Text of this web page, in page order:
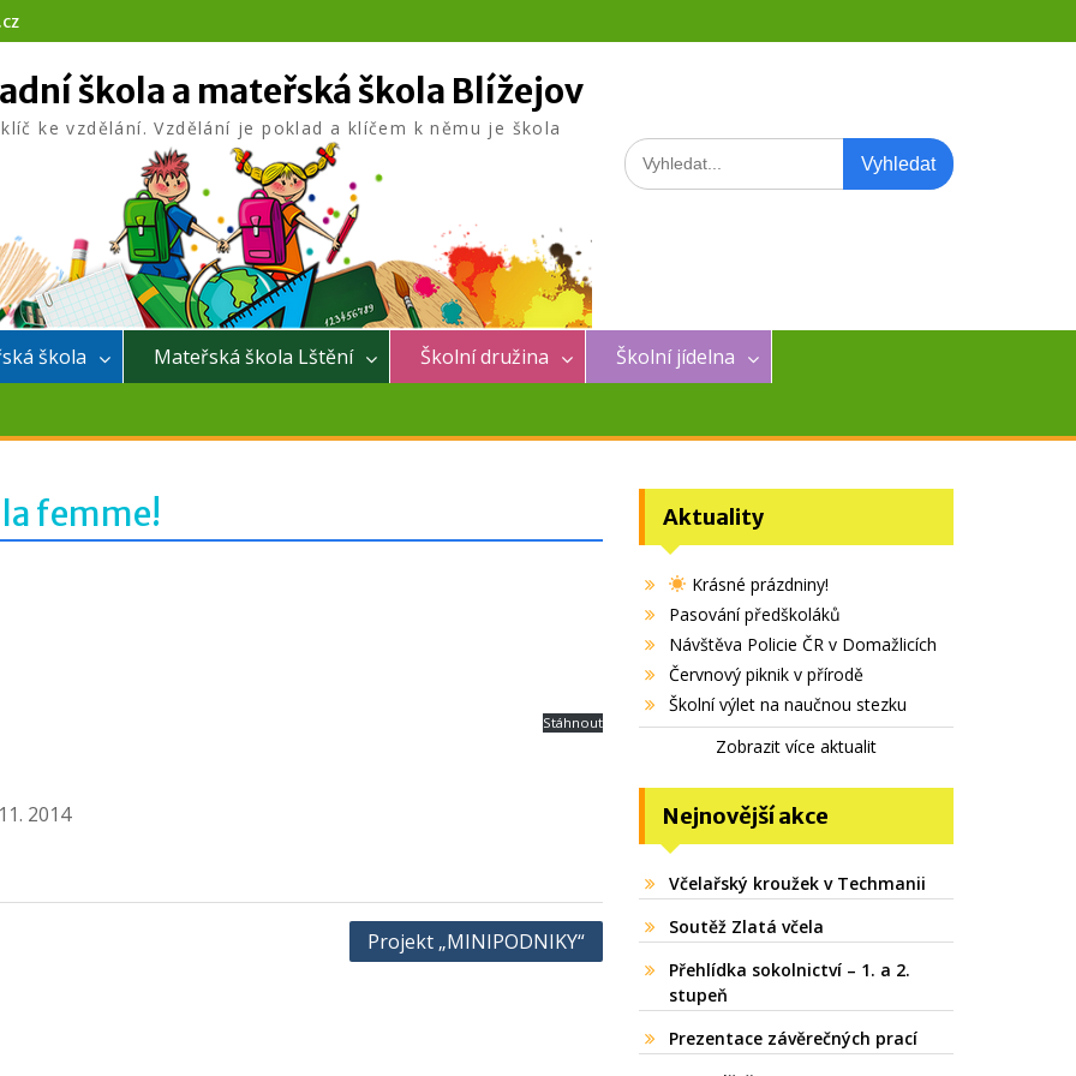
škola a mateřská škola Blížejov
ke vzdělání. Vzdělání je poklad a klíčem k němu je škola
Search
for:
škola Mateřská škola Lštění Školní družina
Školní jídelna
femme!
Stáhnout
2014
Projekt „MINIPODNIKY“
Aktuality
Krásné prázdniny!
Pasování předškoláků
Návštěva Policie ČR v Domažlicích
Červnový piknik v přírodě
Školní výlet na naučnou stezku
Zobrazit více aktualit
Nejnovější akce
Včelařský kroužek v Techmanii
Soutěž Zlatá včela
Přehlídka sokolnictví – 1. a 2.
stupeň
Prezentace závěrečných prací